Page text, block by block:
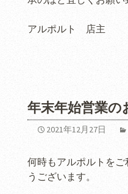
アルポルト 店主
年末年始営業の
2021年12月27日
何時もアルポルトを
うございます。